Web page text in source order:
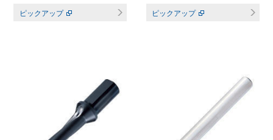
ピックアップ ピックアップ